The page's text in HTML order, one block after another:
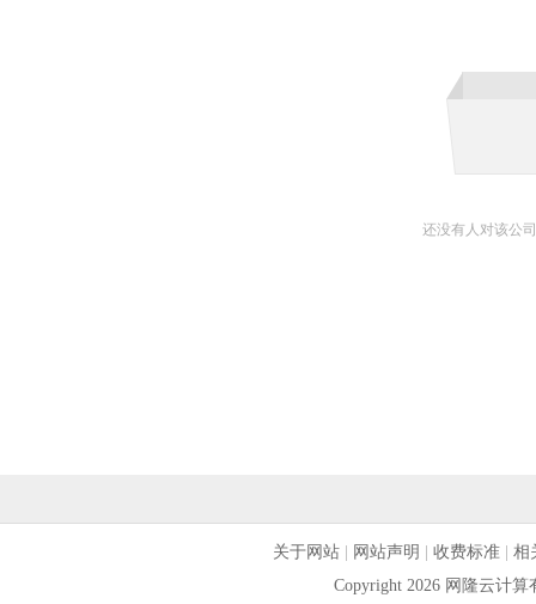
还没有人对该公
关于网站| 网站声明 收费标准| 相
Copyright 2026 网隆云计